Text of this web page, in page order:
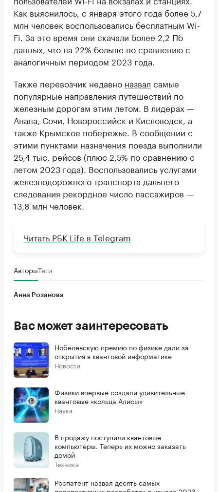
Как выяснилось, с января этого года более 5,7
млн человек воспользовались бесплатным Wi-
Fi. За это время они скачали более 2,2 Пб
данных, что на 22% больше по сравнению с
аналогичным периодом 2023 года.
Также перевозчик недавно назвал самые
популярные направления путешествий по
железным дорогам этим летом. В лидерах —
Анапа, Сочи, Новороссийск и Кисловодск, а
также Крымское побережье. В сообщении с
этими пунктами назначения поезда выполнили
25,4 тыс. рейсов (плюс 2,5% по сравнению с
летом 2023 года). Воспользовались услугами
железнодорожного транспорта дальнего
следования рекордное число пассажиров —
13,8 млн человек.
Читать РБК Life в Telegram
АвторыТеги
Анна Розанова
Вас может заинтересовать
Нобелевскую премию по физике дали за
открытия в квантовой информатике
Новости
Физики впервые создали удивительные
квантовые «кольца Алисы»
Наука
В продажу поступили квантовые
компьютеры. Теперь их можно заказать
домой
Техника
Роспатент назвал десять самых